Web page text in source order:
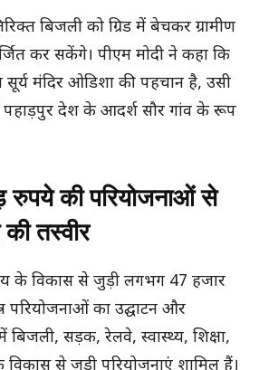
बिजली को ग्रिड में बेचकर ग्रामीण
कर सकेंगे। पीएम मोदी ने कहा कि
सूर्य मंदिर ओडिशा की पहचान है, उसी
पहाड़पुर देश के आदर्श सौर गांव के रूप
रुपये की परियोजनाओं से
तस्वीर
के विकास से जुड़ी लगभग 47 हजार
परियोजनाओं का उद्घाटन और
बिजली, सड़क, रेलवे, स्वास्थ्य, शिक्षा,